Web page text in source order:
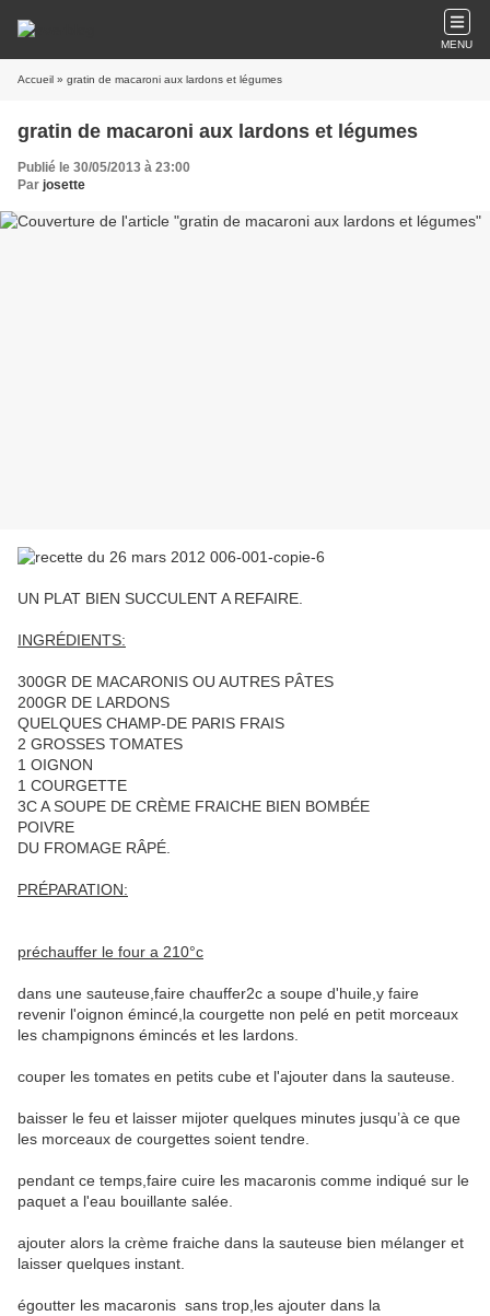
MENU
Accueil » gratin de macaroni aux lardons et légumes
gratin de macaroni aux lardons et légumes
Publié le 30/05/2013 à 23:00
Par josette
UN PLAT BIEN SUCCULENT A REFAIRE.
INGRÉDIENTS:
300GR DE MACARONIS OU AUTRES PÂTES
200GR DE LARDONS
QUELQUES CHAMP-DE PARIS FRAIS
2 GROSSES TOMATES
1 OIGNON
1 COURGETTE
3C A SOUPE DE CRÈME FRAICHE BIEN BOMBÉE
POIVRE
DU FROMAGE RÂPÉ.
PRÉPARATION:
préchauffer le four a 210°c
dans une sauteuse,faire chauffer2c a soupe d'huile,y faire
revenir l'oignon émincé,la courgette non pelé en petit morceaux
les champignons émincés et les lardons.
couper les tomates en petits cube et l'ajouter dans la sauteuse.
baisser le feu et laisser mijoter quelques minutes jusqu’à ce que
les morceaux de courgettes soient tendre.
pendant ce temps,faire cuire les macaronis comme indiqué sur le
paquet a l'eau bouillante salée.
ajouter alors la crème fraiche dans la sauteuse bien mélanger et
laisser quelques instant.
égoutter les macaronis sans trop,les ajouter dans la